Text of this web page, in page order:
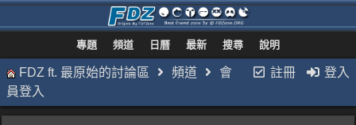
專題 頻道 日曆 最新 搜尋 說明
註冊 登入
FDZ ft. 最原始的討論區 頻道
會
員登入